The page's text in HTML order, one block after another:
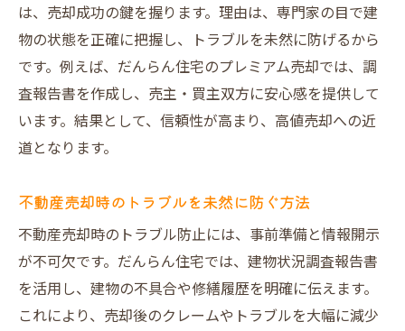
は、売却成功の鍵を握ります。理由は、専門家の目で建
物の状態を正確に把握し、トラブルを未然に防げるから
です。例えば、だんらん住宅のプレミアム売却では、調
査報告書を作成し、売主・買主双方に安心感を提供して
います。結果として、信頼性が高まり、高値売却への近
道となります。
不動産売却時のトラブルを未然に防ぐ方法
不動産売却時のトラブル防止には、事前準備と情報開示
が不可欠です。だんらん住宅では、建物状況調査報告書
を活用し、建物の不具合や修繕履歴を明確に伝えます。
これにより、売却後のクレームやトラブルを大幅に減少